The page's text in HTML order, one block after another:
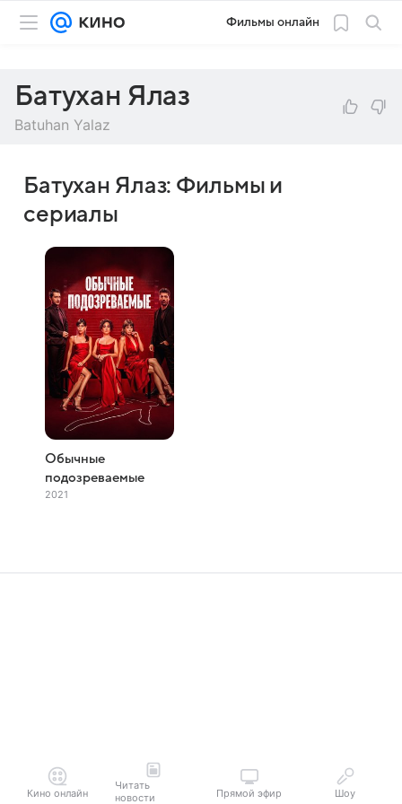
Фильмы онлайн
Батухан Ялаз
Batuhan Yalaz
Батухан Ялаз: Фильмы и
сериалы
Обычные
подозреваемые
2021
Кино онлайн
Читать
новости
Прямой эфир Шоу